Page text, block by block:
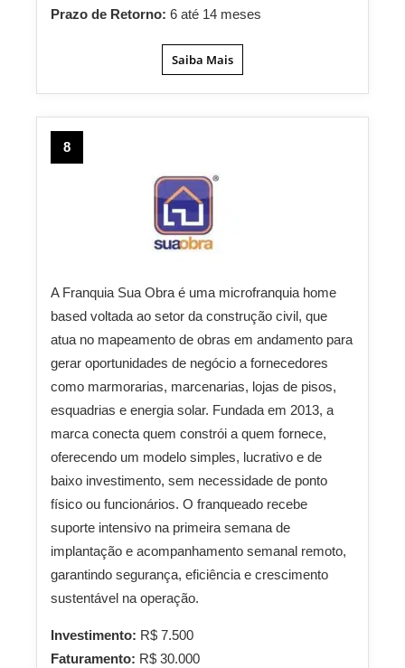
Prazo de Retorno: 6 até 14 meses
Saiba Mais
8
A Franquia Sua Obra é uma microfranquia home
based voltada ao setor da construção civil, que
atua no mapeamento de obras em andamento para
gerar oportunidades de negócio a fornecedores
como marmorarias, marcenarias, lojas de pisos,
esquadrias e energia solar. Fundada em 2013, a
marca conecta quem constrói a quem fornece,
oferecendo um modelo simples, lucrativo e de
baixo investimento, sem necessidade de ponto
físico ou funcionários. O franqueado recebe
suporte intensivo na primeira semana de
implantação e acompanhamento semanal remoto,
garantindo segurança, eficiência e crescimento
sustentável na operação.
Investimento: R$ 7.500
Faturamento: R$ 30.000